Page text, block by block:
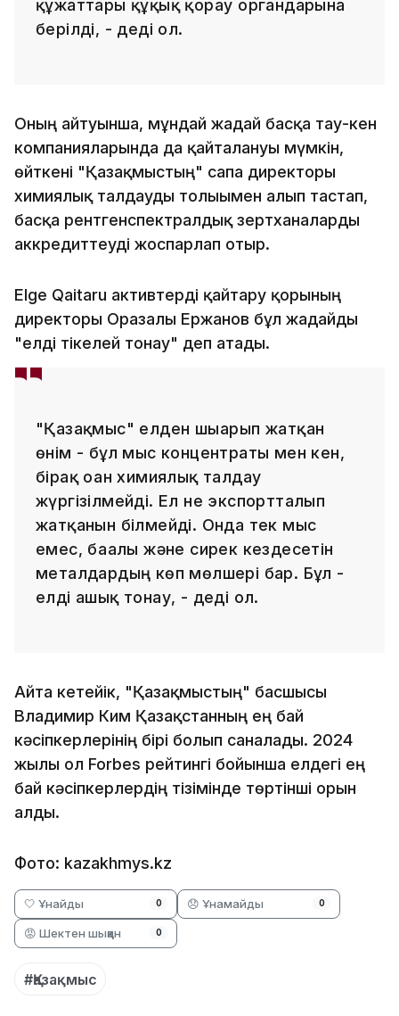
құжаттары құқық қорғау органдарына
берілді, - деді ол.
Оның айтуынша, мұндай жағдай басқа тау-кен
компанияларында да қайталануы мүмкін,
өйткені "Қазақмыстың" сапа директоры
химиялық талдауды толығымен алып тастап,
басқа рентгенспектралдық зертханаларды
аккредиттеуді жоспарлап отыр.
Elge Qaitaru активтерді қайтару қорының
директоры Оразалы Ержанов бұл жағдайды
"елді тікелей тонау" деп атады.
"Қазақмыс" елден шығарып жатқан
өнім - бұл мыс концентраты мен кен,
бірақ оған химиялық талдау
жүргізілмейді. Ел не экспортталып
жатқанын білмейді. Онда тек мыс
емес, бағалы және сирек кездесетін
металдардың көп мөлшері бар. Бұл -
елді ашық тонау, - деді ол.
Айта кетейік, "Қазақмыстың" басшысы
Владимир Ким Қазақстанның ең бай
кәсіпкерлерінің бірі болып саналады. 2024
жылы ол Forbes рейтингі бойынша елдегі ең
бай кәсіпкерлердің тізімінде төртінші орын
алды.
Фото: kazakhmys.kz
🤍 Ұнайды 0 😞 Ұнамайды 0
😡 Шектен шыққан 0
#Қазақмыс